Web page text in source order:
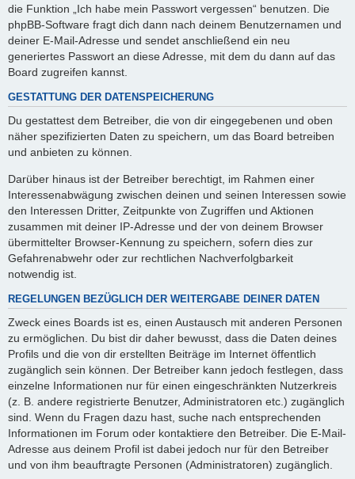
die Funktion „Ich habe mein Passwort vergessen“ benutzen. Die
phpBB-Software fragt dich dann nach deinem Benutzernamen und
deiner E-Mail-Adresse und sendet anschließend ein neu
generiertes Passwort an diese Adresse, mit dem du dann auf das
Board zugreifen kannst.
GESTATTUNG DER DATENSPEICHERUNG
Du gestattest dem Betreiber, die von dir eingegebenen und oben
näher spezifizierten Daten zu speichern, um das Board betreiben
und anbieten zu können.
Darüber hinaus ist der Betreiber berechtigt, im Rahmen einer
Interessenabwägung zwischen deinen und seinen Interessen sowie
den Interessen Dritter, Zeitpunkte von Zugriffen und Aktionen
zusammen mit deiner IP-Adresse und der von deinem Browser
übermittelter Browser-Kennung zu speichern, sofern dies zur
Gefahrenabwehr oder zur rechtlichen Nachverfolgbarkeit
notwendig ist.
REGELUNGEN BEZÜGLICH DER WEITERGABE DEINER DATEN
Zweck eines Boards ist es, einen Austausch mit anderen Personen
zu ermöglichen. Du bist dir daher bewusst, dass die Daten deines
Profils und die von dir erstellten Beiträge im Internet öffentlich
zugänglich sein können. Der Betreiber kann jedoch festlegen, dass
einzelne Informationen nur für einen eingeschränkten Nutzerkreis
(z. B. andere registrierte Benutzer, Administratoren etc.) zugänglich
sind. Wenn du Fragen dazu hast, suche nach entsprechenden
Informationen im Forum oder kontaktiere den Betreiber. Die E-Mail-
Adresse aus deinem Profil ist dabei jedoch nur für den Betreiber
und von ihm beauftragte Personen (Administratoren) zugänglich.